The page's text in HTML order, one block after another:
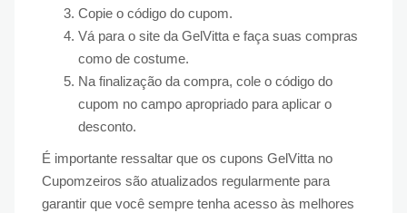
Copie o código do cupom.
Vá para o site da GelVitta e faça suas compras
como de costume.
Na finalização da compra, cole o código do
cupom no campo apropriado para aplicar o
desconto.
É importante ressaltar que os cupons GelVitta no
Cupomzeiros são atualizados regularmente para
garantir que você sempre tenha acesso às melhores